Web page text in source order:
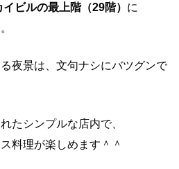
イビルの最上階（29階） に
夜景は、文句ナシにバツグンで
たシンプルな店内で、
料理が楽しめます＾＾